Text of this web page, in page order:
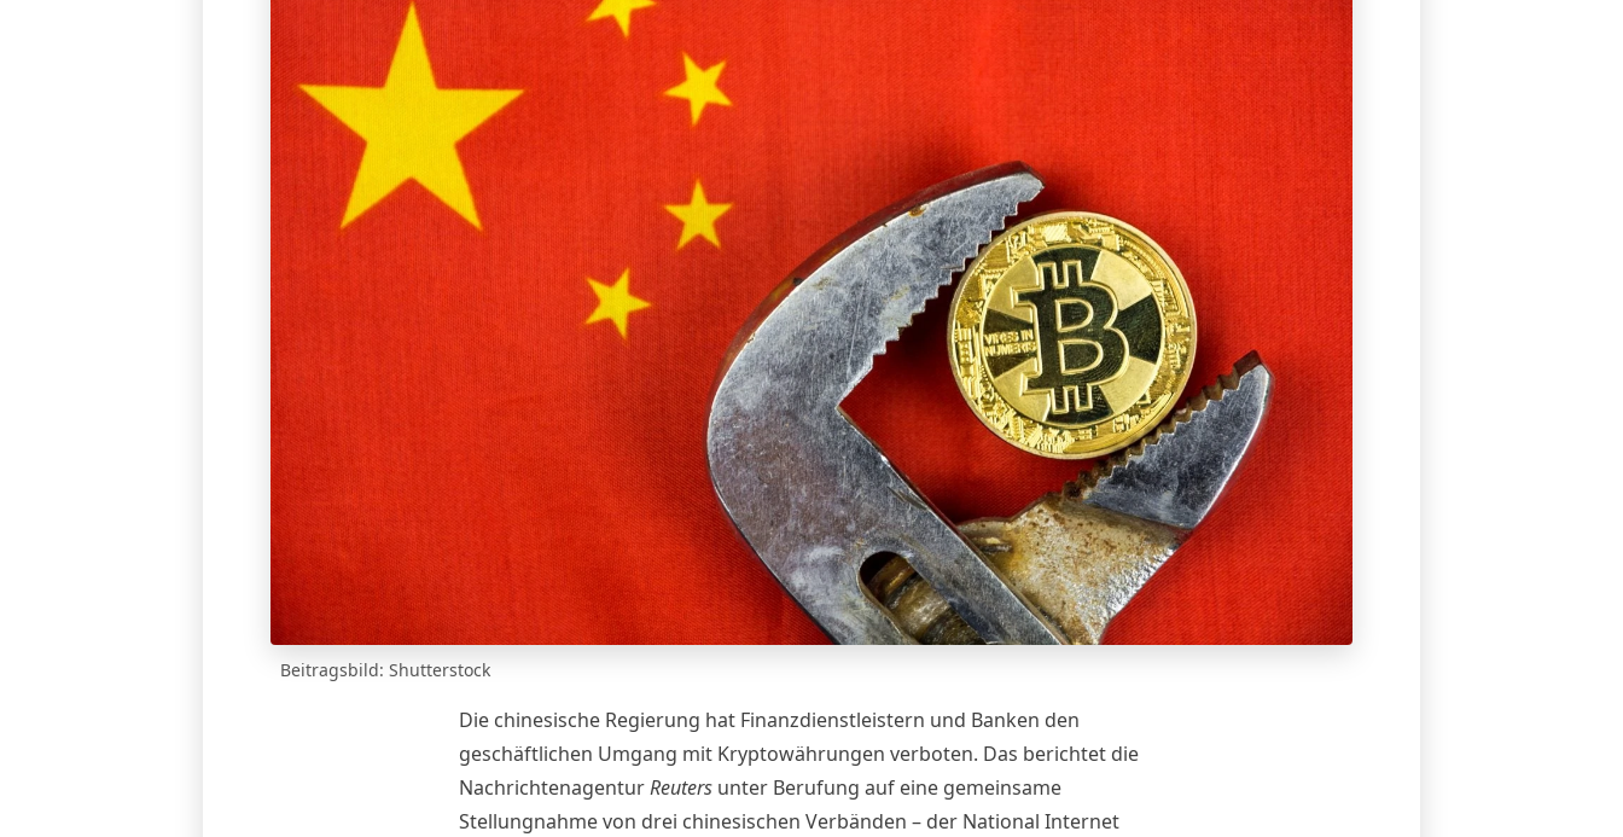
Beitragsbild: Shutterstock
Die chinesische Regierung hat Finanzdienstleistern und Banken den
geschäftlichen Umgang mit Kryptowährungen verboten. Das berichtet die
NachrichtenagenturReutersunter Berufung auf eine gemeinsame
Stellungnahme von drei chinesischen Verbänden – der National Internet